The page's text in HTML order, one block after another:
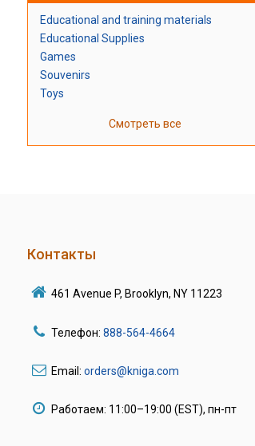
Educational and training materials
Educational Supplies
Games
Souvenirs
Toys
Смотреть все
Контакты
461 Avenue P, Brooklyn, NY 11223
Телефон: 888-564-4664
Email: orders@kniga.com
Работаем: 11:00–19:00 (EST), пн-пт